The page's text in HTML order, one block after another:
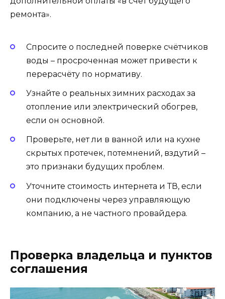
ремонта».
Спросите о последней поверке счётчиков
воды – просроченная может привести к
перерасчёту по нормативу.
Узнайте о реальных зимних расходах за
отопление или электрический обогрев,
если он основной.
Проверьте, нет ли в ванной или на кухне
скрытых протечек, потемнений, вздутий –
это признаки будущих проблем.
Уточните стоимость интернета и ТВ, если
они подключены через управляющую
компанию, а не частного провайдера.
Проверка владельца и пунктов
соглашения